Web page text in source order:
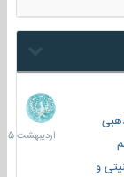
اطلاعاتی
8
1405